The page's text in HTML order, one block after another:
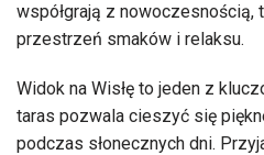
współgrają z nowoczesnością,
przestrzeń smaków i relaksu.
Widok na Wisłę to jeden z
taras pozwala cieszyć się
podczas słonecznych dni.